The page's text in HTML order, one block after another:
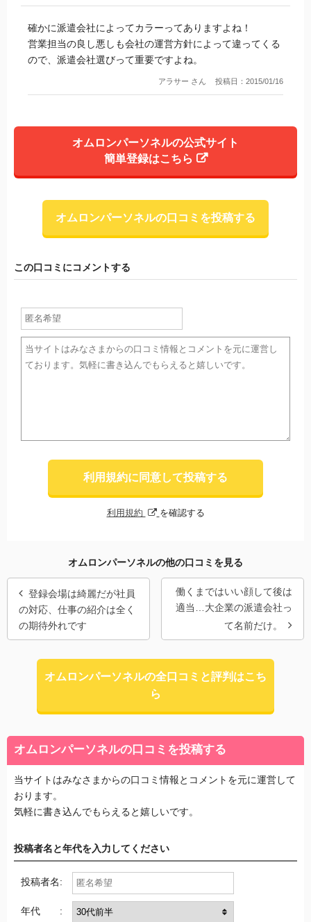
確かに派遣会社によってカラーってありますよね！
営業担当の良し悪しも会社の運営方針によって違ってくる
ので、派遣会社選びって重要ですよね。
アラサー さん 投稿日：2015/01/16
オムロンパーソネルの公式サイト
簡単登録はこちら
オムロンパーソネルの口コミを投稿する
この口コミにコメントする
利用規約に同意して投稿する
利用規約 を確認する
オムロンパーソネルの他の口コミを見る
登録会場は綺麗だが社員
の対応、仕事の紹介は全く
の期待外れです
働くまではいい顔して後は
適当…大企業の派遣会社っ
て名前だけ。
オムロンパーソネルの全口コミと評判はこち
ら
オムロンパーソネルの口コミを投稿する
当サイトはみなさまからの口コミ情報とコメントを元に運営して
おります。
気軽に書き込んでもらえると嬉しいです。
投稿者名と年代を入力してください
投稿者名:
年代 :